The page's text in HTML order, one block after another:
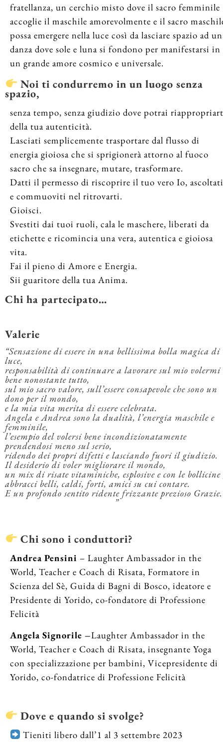
fratellanza, un cerchio misto dove il sacro femminile
accoglie il maschile amorevolmente e il sacro
possa emergere nella luce così da lasciare spazio ad
danza dove sole e luna si fondono per manifestarsi in
un grande amore cosmico e universale.
Noi ti condurremo in un luogo senza
spazio,
senza tempo, senza giudizio dove potrai
della tua autenticità.
Lasciati semplicemente trasportare dal flusso di
energia gioiosa che si sprigionerà attorno al fuoco
sacro che sa insegnare, mutare, trasformare.
Datti il permesso di riscoprire il tuo vero Io, ascoltati
e commuoviti nel ritrovarti.
Gioisci.
Svestiti dai tuoi ruoli, cala le maschere, liberati da
etichette e ricomincia una vera, autentica e gioiosa
vita.
Fai il pieno di Amore e Energia.
Sii guaritore della tua Anima.
Chi ha partecipato…
Valerie
“Sensazione di essere in una bellissima bolla magica di
luce,
responsabilità di continuare a lavorare sul mio volermi
bene nonostante tutto,
sul mio sacro valore, sull’essere consapevole che sono un
dono per il mondo,
e la mia vita merita di essere celebrata.
Angela e Andrea sono la dualità, l’energia maschile e
femminile,
l’esempio del volersi bene incondizionatamente
prendendosi meno sul serio,
ridendo dei propri difetti e lasciando fuori il giudizio.
Il desiderio di voler migliorare il mondo,
un mix di risate vitaminiche, esplosive e con le bollicine
abbracci belli, caldi, forti, amici su cui contare.
E un profondo sentito ridente frizzante prezioso Grazie.
”
Chi sono i conduttori?
Andrea Pensini – Laughter Ambassador in the
World, Teacher e Coach di Risata, Formatore in
Scienza del Sè, Guida di Bagni di Bosco, ideatore e
Presidente di Yorido, co-fondatore di Professione
Felicità
Angela Signorile –Laughter Ambassador in the
World, Teacher e Coach di Risata, insegnante Yoga
con specializzazione per bambini, Vicepresidente di
Yorido, co-fondatrice di Professione Felicità
Dove e quando si svolge?
Tieniti libero dall’1 al 3 settembre 2023